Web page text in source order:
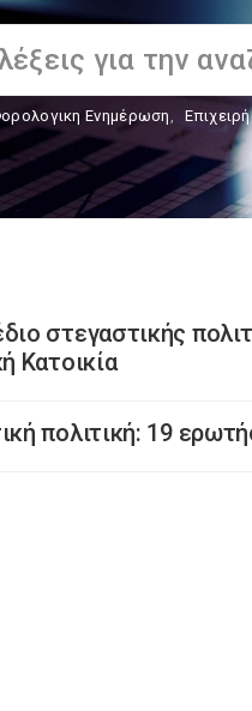
Ενημέρωση,
στεγαστικής
Κατοικία
πολιτική: 19